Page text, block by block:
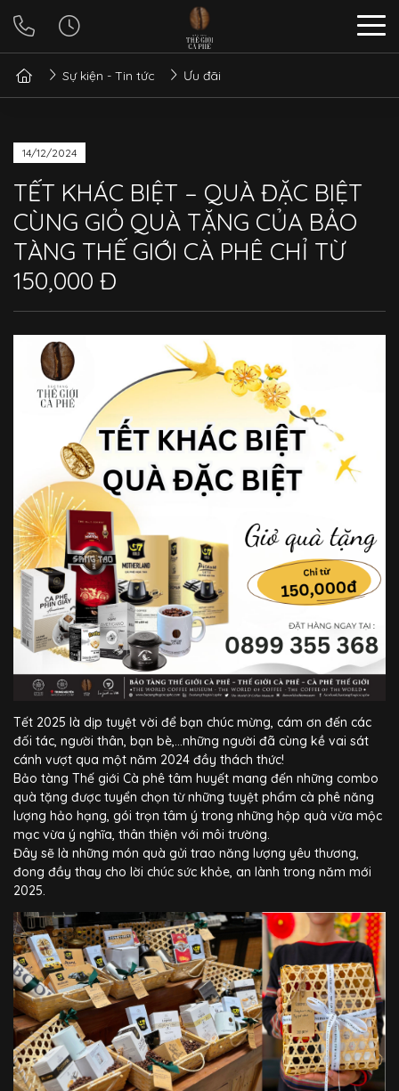
Sự kiện - Tin tức Ưu đãi
14/12/2024
TẾT KHÁC BIỆT – QUÀ ĐẶC BIỆT
CÙNG GIỎ QUÀ TẶNG CỦA BẢO
TÀNG THẾ GIỚI CÀ PHÊ CHỈ TỪ
150,000 Đ
Tết 2025 là dịp tuyệt vời để bạn chúc mừng, cám ơn đến các
đối tác, người thân, bạn bè,…những người đã cùng kề vai sát
cánh vượt qua một năm 2024 đầy thách thức!
Bảo tàng Thế giới Cà phê tâm huyết mang đến những combo
quà tặng được tuyển chọn từ những tuyệt phẩm cà phê năng
lượng hảo hạng, gói trọn tâm ý trong những hộp quà vừa mộc
mạc vừa ý nghĩa, thân thiện với môi trường.
Đây sẽ là những món quà gửi trao năng lượng yêu thương,
đong đầy thay cho lời chúc sức khỏe, an lành trong năm mới
2025.